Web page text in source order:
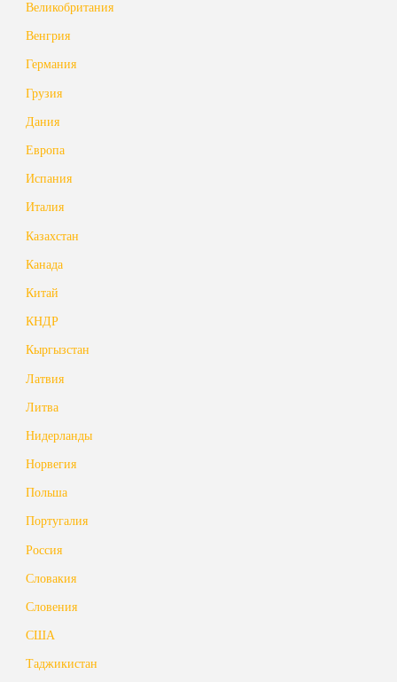
Великобритания
Венгрия
Германия
Грузия
Дания
Европа
Испания
Италия
Казахстан
Канада
Китай
КНДР
Кыргызстан
Латвия
Литва
Нидерланды
Норвегия
Польша
Португалия
Россия
Словакия
Словения
США
Таджикистан